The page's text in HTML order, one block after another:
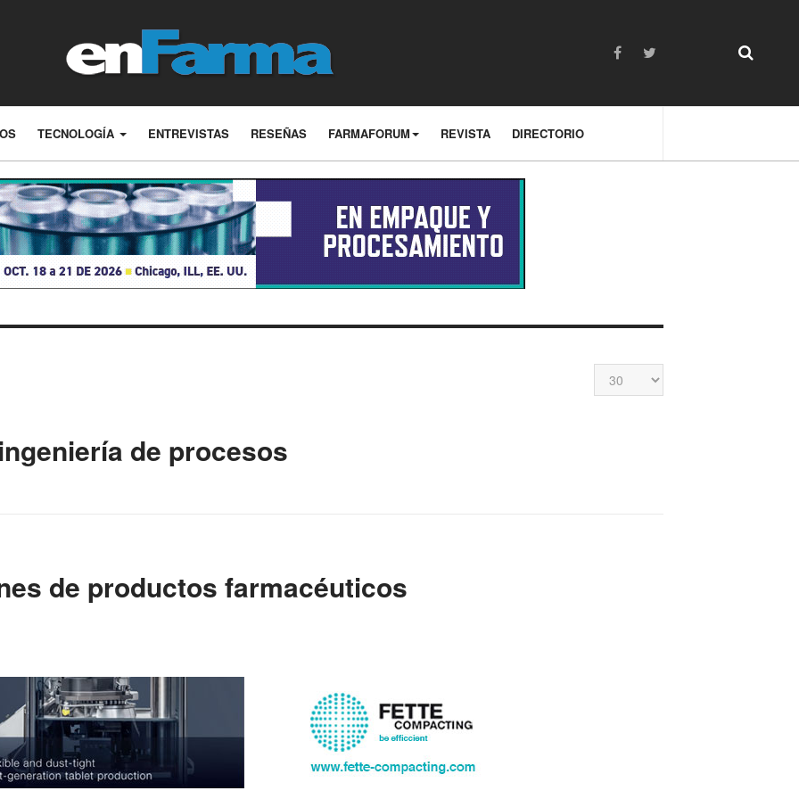
TECNOLOGÍA ENTREVISTAS RESEÑAS FARMAFORUM REVISTA DIRECTORIO
Cantidad
a
de procesos
de productos farmacéuticos